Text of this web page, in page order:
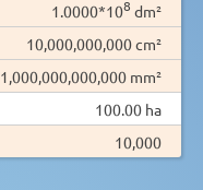
1.0000*108 dm²
10,000,000,000 cm²
1,000,000,000,000 mm²
100.00 ha
10,000